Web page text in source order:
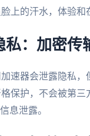
上的汗水，体验和
私：加密传
速器会泄露隐私，
保护，不会被第
息泄露。